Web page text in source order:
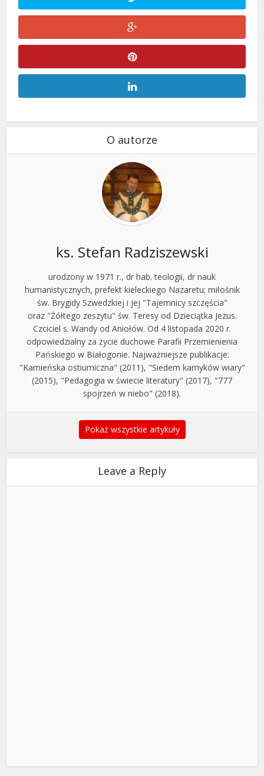
O autorze
ks. Stefan Radziszewski
urodzony w 1971 r., dr hab. teologii, dr nauk
humanistycznych, prefekt kieleckiego Nazaretu; miłośnik
św. Brygidy Szwedzkiej i jej "Tajemnicy szczęścia"
oraz "Żółtego zeszytu" św. Teresy od Dzieciątka Jezus.
Czciciel s. Wandy od Aniołów. Od 4 listopada 2020 r.
odpowiedzialny za życie duchowe Parafii Przemienienia
Pańskiego w Białogonie. Najważniejsze publikacje:
"Kamieńska ostiumiczna" (2011), "Siedem kamyków wiary"
(2015), "Pedagogia w świecie literatury" (2017), "777
spojrzeń w niebo" (2018).
Pokaż wszystkie artykuły
Leave a Reply